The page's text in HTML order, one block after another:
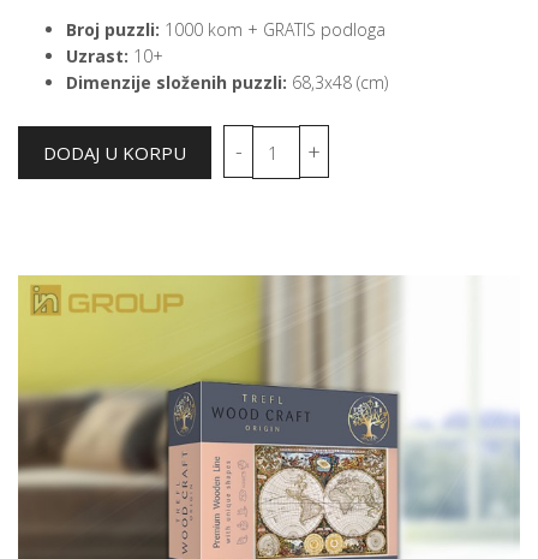
Broj puzzli: 1000 kom + GRATIS podloga
Uzrast: 10+
Dimenzije složenih puzzli: 68,3x48 (cm)